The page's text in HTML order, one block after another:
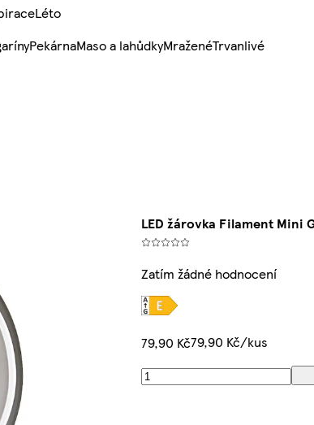
Léto
PekárnaMaso a lahůdkyMraženéTrvanlivé
LED žárovka Filament Mini
Zatím žádné hodnocení
79,90 Kč79,90 Kč/kus